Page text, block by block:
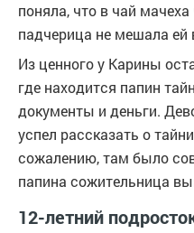
поняла, что в чай
падчерица не мешала ей
Из ценного у Карины
где находится папин
документы и деньги.
успел рассказать о
сожалению, там было
папина сожительница
12-летний